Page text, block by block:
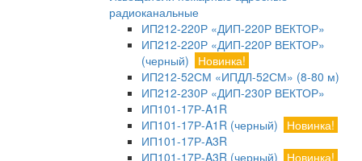
радиоканальные
ИП212-220Р «ДИП-220Р ВЕКТОР»
ИП212-220Р «ДИП-220Р ВЕКТОР»
(черный)
Новинка!
ИП212-52СМ «ИПДЛ-52СМ» (8-80 м)
ИП212-230Р «ДИП-230Р ВЕКТОР»
ИП101-17Р-A1R
ИП101-17Р-A1R (черный)
Новинка!
ИП101-17Р-A3R
ИП101-17Р-A3R (черный)
Новинка!